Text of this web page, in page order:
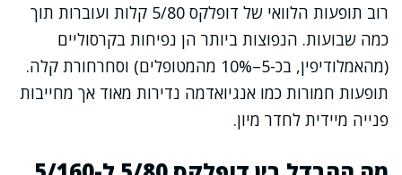
רוב תופעות הלוואי של דופלקס 5/80 קלות ועוברות תוך
כמה שבועות. הנפוצות ביותר הן נפיחות בקרסוליים
(מהאמלודיפין, בכ-5–10% מהמטופלים) וסחרחורת קלה.
תופעות חמורות כמו אנגיואדמה נדירות מאוד אך מחייבות
פנייה מיידית לחדר מיון.